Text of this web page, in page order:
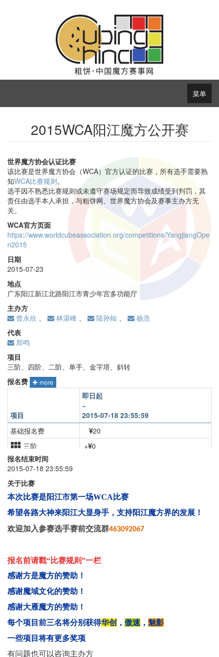
菜单
2015WCA阳江魔方公开赛
世界魔方协会认证比赛
该比赛是世界魔方协会（WCA）官方认证的比赛，所有选手需要熟
知WCA比赛规则。
选手因不熟悉比赛规则或未遵守赛场规定而导致成绩受到判罚，其
责任由选手本人承担，与粗饼网、世界魔方协会及赛事主办方无
关。
WCA官方页面
https://www.worldcubeassociation.org/competitions/YangjiangOpe
n2015
日期
2015-07-23
地点
广东阳江新江北路阳江市青少年宫多功能厅
主办方
曾永欣
林湛峰 陆孙灿
杨浩
代表
郑鸣
项目
三阶、四阶、二阶、单手、金字塔、斜转
报名费
more
项目
即日起
~
2015-07-18 23:55:59
基础报名费
20
三阶
+ 0
四阶
二阶
单手
+ 2
金字塔
+ 3
斜转
+ 3
报名结束时间
2015-07-18 23:55:59
关于比赛
本次比赛是阳江市第一场WCA 比赛
希望各路大神来阳江大显身手，支持阳江魔方界的发展！
欢迎加入参赛选手赛前交流群463092067
报名前请戳“比赛规则”一栏
感谢方是魔方的赞助！
感谢魔域文化的赞助！
感谢大雁魔方的赞助！
每个项目前三名将分别获得华创 ， 傲速 ， 魅影
一些项目将有更多奖项
有问题也可以咨询主办方